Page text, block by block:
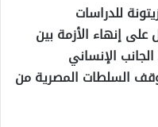
للدراسات
على إنهاء الأزمة بين
الإنساني
السلطات المصرية من